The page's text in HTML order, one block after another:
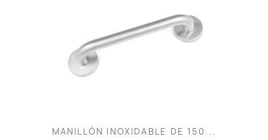
MANILLÓN INOXIDABLE DE 150...